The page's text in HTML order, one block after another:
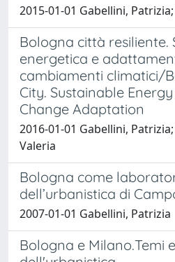
2015-01-01 Gabellini,
Bologna città resiliente.
energetica e
cambiamenti climatici/
City. Sustainable
Change Adaptation
2016-01-01 Gabellini,
Valeria
Bologna come
dell’urbanistica di
2007-01-01 Gabellini, Patrizia
Bologna e Milano.Temi